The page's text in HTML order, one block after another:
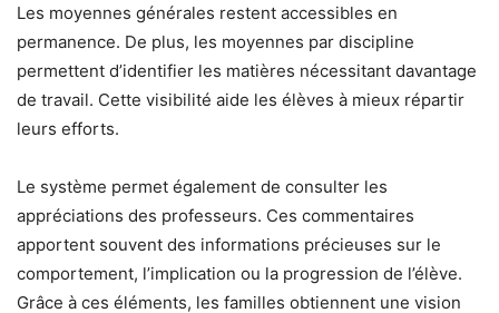
Les moyennes générales restent accessibles en
permanence. De plus, les moyennes par discipline
permettent d’identifier les matières nécessitant davantage
de travail. Cette visibilité aide les élèves à mieux répartir
leurs efforts.
Le système permet également de consulter les
appréciations des professeurs. Ces commentaires
apportent souvent des informations précieuses sur le
comportement, l’implication ou la progression de l’élève.
Grâce à ces éléments, les familles obtiennent une vision